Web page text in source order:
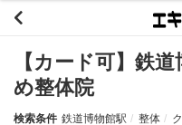
【カード可】鉄
め整体院
検索条件 鉄道博物館駅 整体